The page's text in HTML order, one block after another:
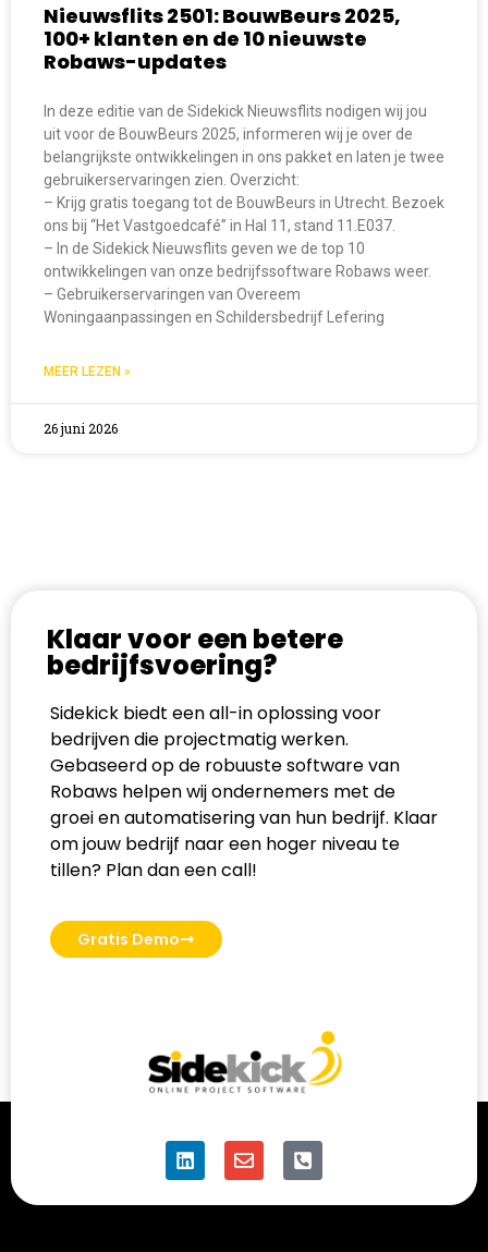
Nieuwsflits 2501: BouwBeurs 2025,
100+ klanten en de 10 nieuwste
Robaws-updates
In deze editie van de Sidekick Nieuwsflits nodigen wij jou
uit voor de BouwBeurs 2025, informeren wij je over de
belangrijkste ontwikkelingen in ons pakket en laten je twee
gebruikerservaringen zien. Overzicht:
– Krijg gratis toegang tot de BouwBeurs in Utrecht. Bezoek
ons bij “Het Vastgoedcafé” in Hal 11, stand 11.E037.
– In de Sidekick Nieuwsflits geven we de top 10
ontwikkelingen van onze bedrijfssoftware Robaws weer.
– Gebruikerservaringen van Overeem
Woningaanpassingen en Schildersbedrijf Lefering
MEER LEZEN »
26 juni 2026
Klaar voor een betere
bedrijfsvoering?
Sidekick biedt een all-in oplossing voor
bedrijven die projectmatig werken.
Gebaseerd op de robuuste software van
Robaws helpen wij ondernemers met de
groei en automatisering van hun bedrijf. Klaar
om jouw bedrijf naar een hoger niveau te
tillen? Plan dan een call!
Gratis Demo